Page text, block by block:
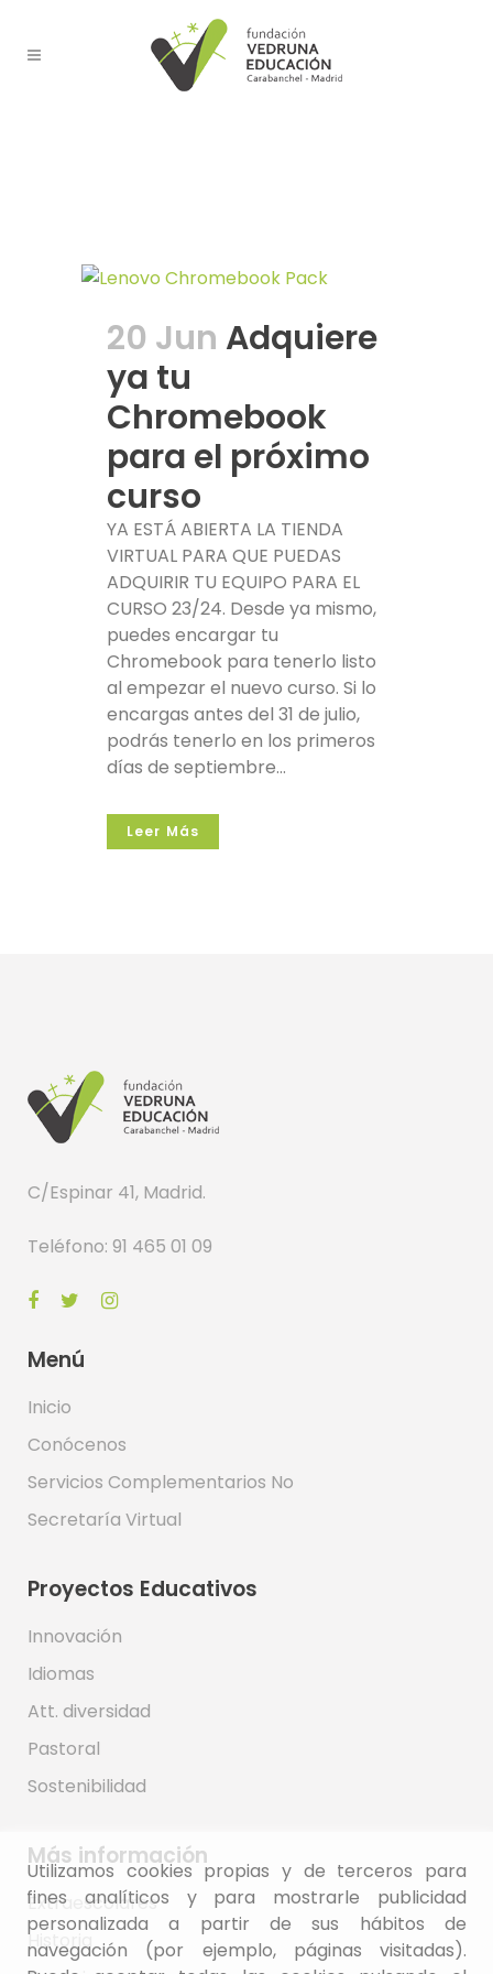
20 Jun Adquiere
ya tu
Chromebook
para el próximo
curso
YA ESTÁ ABIERTA LA TIENDA
VIRTUAL PARA QUE PUEDAS
ADQUIRIR TU EQUIPO PARA EL
CURSO 23/24. Desde ya mismo,
puedes encargar tu
Chromebook para tenerlo listo
al empezar el nuevo curso. Si lo
encargas antes del 31 de julio,
podrás tenerlo en los primeros
días de septiembre...
Leer Más
C/Espinar 41, Madrid.
Teléfono: 91 465 01 09
Menú
Inicio
Conócenos
Servicios Complementarios No
Secretaría Virtual
Proyectos Educativos
Innovación
Idiomas
Att. diversidad
Pastoral
Sostenibilidad
Más información
Extraescolares
Historia
Utilizamos cookies propias y de terceros para
fines analíticos y para mostrarle publicidad
personalizada a partir de sus hábitos de
navegación (por ejemplo, páginas visitadas).